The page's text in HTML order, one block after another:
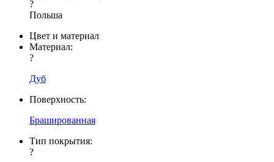
?
Польша
Цвет и материал
Материал:
?
Дуб
Поверхность:
Брашированная
Тип покрытия:
?